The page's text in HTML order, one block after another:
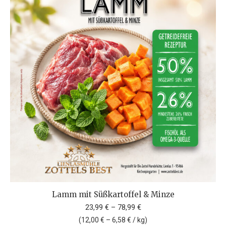
Lamm mit Süßkartoffel & Minze
23,99 €– 78,99 €
(12,00 € – 6,58 € / kg)